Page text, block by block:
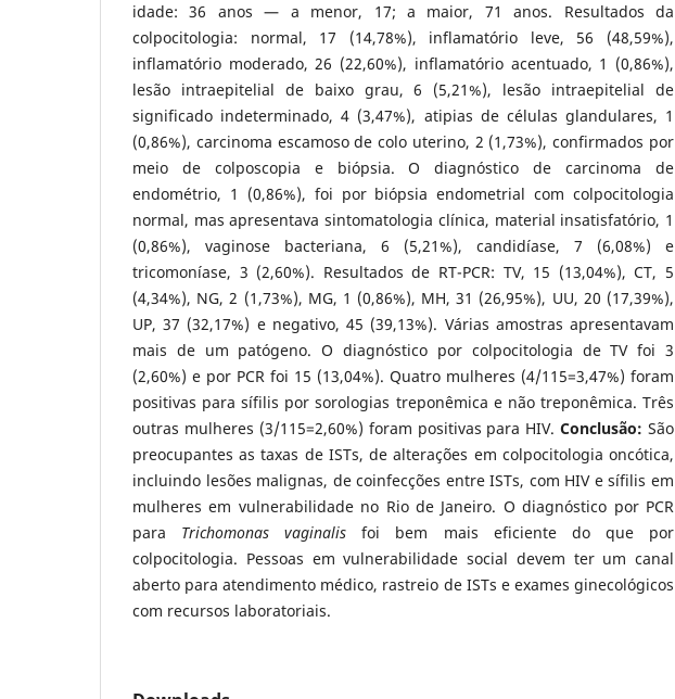
idade: 36 anos — a menor, 17; a maior, 71 anos. Resultados da
colpocitologia: normal, 17 (14,78%), inflamatório leve, 56 (48,59%),
inflamatório moderado, 26 (22,60%), inflamatório acentuado, 1 (0,86%),
lesão intraepitelial de baixo grau, 6 (5,21%), lesão intraepitelial de
significado indeterminado, 4 (3,47%), atipias de células glandulares, 1
(0,86%), carcinoma escamoso de colo uterino, 2 (1,73%), confirmados por
meio de colposcopia e biópsia. O diagnóstico de carcinoma de
endométrio, 1 (0,86%), foi por biópsia endometrial com colpocitologia
normal, mas apresentava sintomatologia clínica, material insatisfatório, 1
(0,86%), vaginose bacteriana, 6 (5,21%), candidíase, 7 (6,08%) e
tricomoníase, 3 (2,60%). Resultados de RT-PCR: TV, 15 (13,04%), CT, 5
(4,34%), NG, 2 (1,73%), MG, 1 (0,86%), MH, 31 (26,95%), UU, 20 (17,39%),
UP, 37 (32,17%) e negativo, 45 (39,13%). Várias amostras apresentavam
mais de um patógeno. O diagnóstico por colpocitologia de TV foi 3
(2,60%) e por PCR foi 15 (13,04%). Quatro mulheres (4/115=3,47%) foram
positivas para sífilis por sorologias treponêmica e não treponêmica. Três
outras mulheres (3/115=2,60%) foram positivas para HIV.Conclusão: São
preocupantes as taxas de ISTs, de alterações em colpocitologia oncótica,
incluindo lesões malignas, de coinfecções entre ISTs, com HIV e sífilis em
mulheres em vulnerabilidade no Rio de Janeiro. O diagnóstico por PCR
para Trichomonas vaginalis foi bem mais eficiente do que por
colpocitologia. Pessoas em vulnerabilidade social devem ter um canal
aberto para atendimento médico, rastreio de ISTs e exames ginecológicos
com recursos laboratoriais.